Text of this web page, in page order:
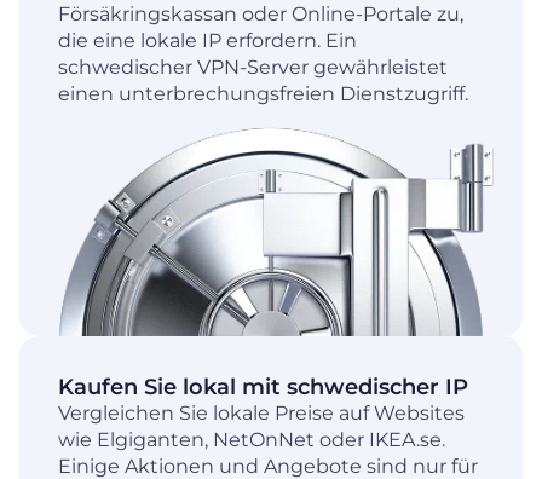
Försäkringskassan oder Online-Portale zu,
die eine lokale IP erfordern. Ein
schwedischer VPN-Server gewährleistet
einen unterbrechungsfreien Dienstzugriff.
Kaufen Sie lokal mit schwedischer IP
Vergleichen Sie lokale Preise auf Websites
wie Elgiganten, NetOnNet oder IKEA.se.
Einige Aktionen und Angebote sind nur für